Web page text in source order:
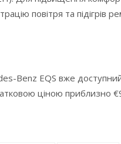
повітря та підігрів
Benz EQS вже
ціною приблизно